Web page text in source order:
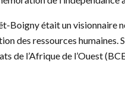
Boigny était un visionnaire
des ressources humaines.
de l’Afrique de l’Ouest